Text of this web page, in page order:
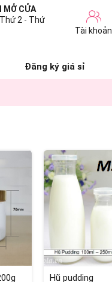
MỞ CỬA
2 - Thứ
Tài khoản
Đăng ký giá sỉ
Hũ pudding